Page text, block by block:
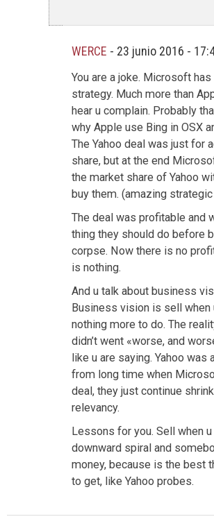
WERCE - 23 junio 2016 -
You are a joke. Microsoft
strategy. Much more than
hear u complain. Probably
why Apple use Bing in OSX
The Yahoo deal was just for
share, but at the end
the market share of Yahoo
buy them. (amazing
The deal was profitable and
thing they should do before
corpse. Now there is no
is nothing.
And u talk about business
Business vision is sell when
nothing more to do. The
didn’t went «worse, and
like u are saying. Yahoo was
from long time when
deal, they just continue
relevancy.
Lessons for you. Sell when u
downward spiral and
money, because is the best
to get, like Yahoo probes.